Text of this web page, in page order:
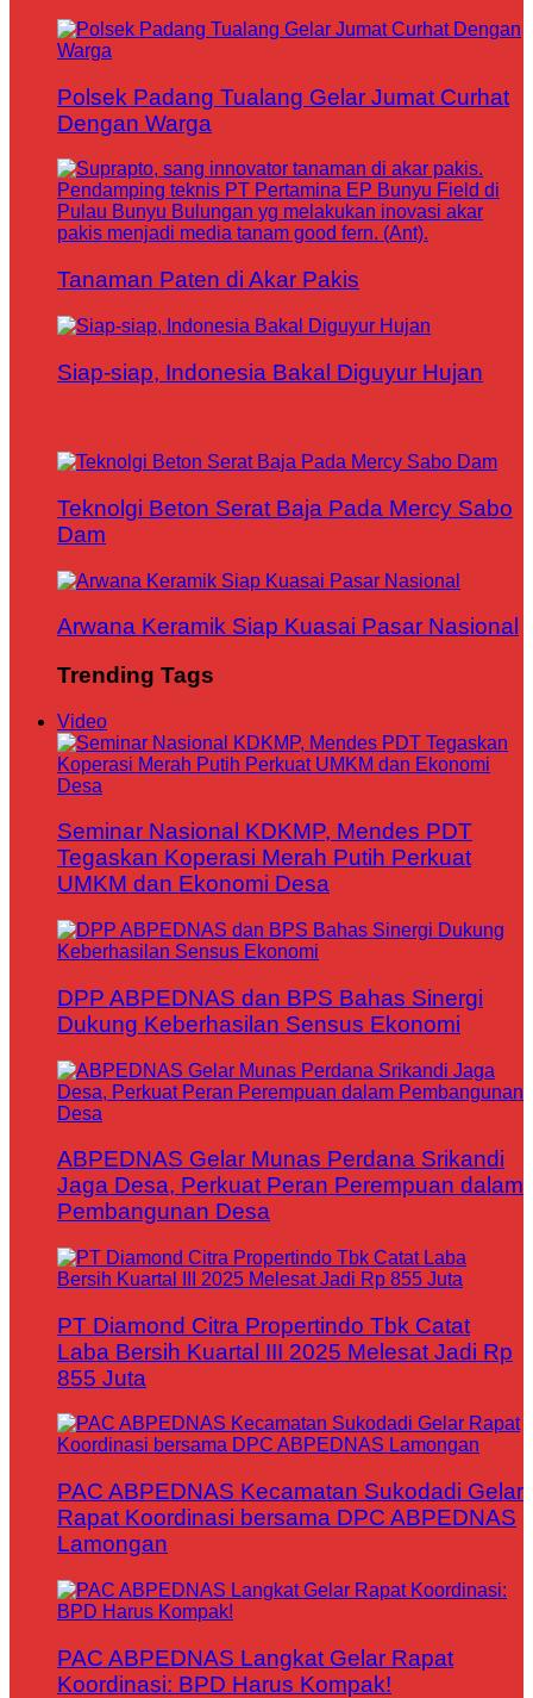
Polsek Padang Tualang Gelar Jumat Curhat
Dengan Warga
Tanaman Paten di Akar Pakis
Siap-siap, Indonesia Bakal Diguyur Hujan
Teknolgi Beton Serat Baja Pada Mercy Sabo
Dam
Arwana Keramik Siap Kuasai Pasar Nasional
Trending Tags
Video
Seminar Nasional KDKMP, Mendes PDT
Tegaskan Koperasi Merah Putih Perkuat
UMKM dan Ekonomi Desa
DPP ABPEDNAS dan BPS Bahas Sinergi
Dukung Keberhasilan Sensus Ekonomi
ABPEDNAS Gelar Munas Perdana Srikandi
Jaga Desa, Perkuat Peran Perempuan dalam
Pembangunan Desa
PT Diamond Citra Propertindo Tbk Catat
Laba Bersih Kuartal III 2025 Melesat Jadi Rp
855 Juta
PAC ABPEDNAS Kecamatan Sukodadi Gelar
Rapat Koordinasi bersama DPC ABPEDNAS
Lamongan
PAC ABPEDNAS Langkat Gelar Rapat
Koordinasi: BPD Harus Kompak!